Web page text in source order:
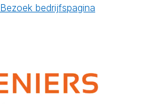
Bezoek bedrijfspagina